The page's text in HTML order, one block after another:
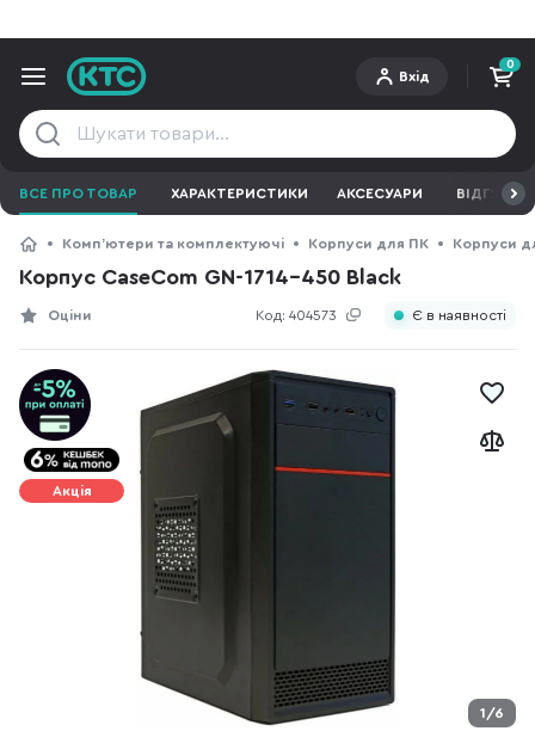
Вхід
0
ВСЕ ПРО ТОВАР ХАРАКТЕРИСТИКИ АКСЕСУАРИ ВІДГУКИ
Компʼютери та комплектуючі Корпуси для ПК Корпуси
Корпус CaseCom GN-1714-450 Black
Код: 404573
Оціни Є в наявності
1/6
Акція